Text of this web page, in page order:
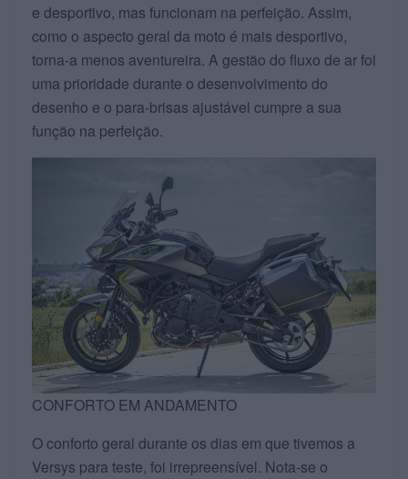
e desportivo, mas funcionam na perfeição. Assim,
como o aspecto geral da moto é mais desportivo,
torna-a menos aventureira. A gestão do fluxo de ar foi
uma prioridade durante o desenvolvimento do
desenho e o para-brisas ajustável cumpre a sua
função na perfeição.
CONFORTO EM ANDAMENTO
O conforto geral durante os dias em que tivemos a
Versys para teste, foi irrepreensível. Nota-se o